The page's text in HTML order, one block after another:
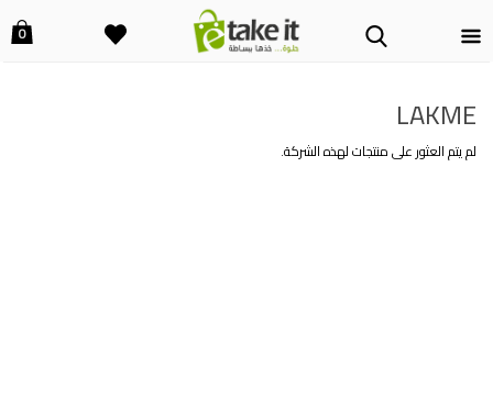
0
LAKME
لم يتم العثور على منتجات لهذه الشركة.